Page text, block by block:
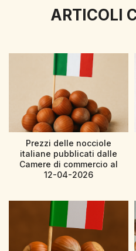
ARTICOLI
Prezzi delle nocciole
italiane pubblicati dalle
Camere di commercio al
12-04-2026